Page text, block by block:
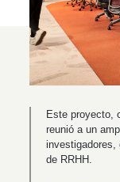
Este proyecto,
reunió a un
investigadores,
de RRHH.